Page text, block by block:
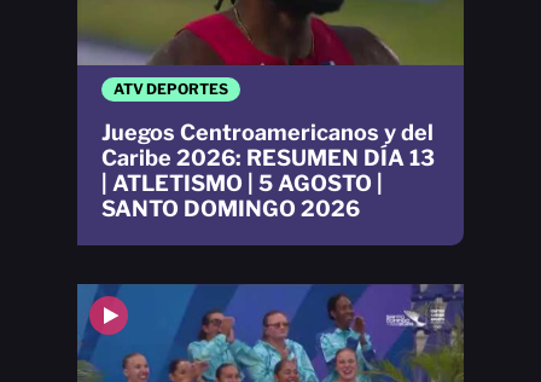
ATV DEPORTES
Juegos Centroamericanos y del
Caribe 2026: RESUMEN DÍA 13
| ATLETISMO | 5 AGOSTO |
SANTO DOMINGO 2026